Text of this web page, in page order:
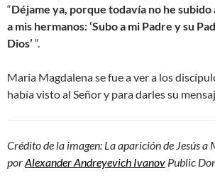
“Déjame ya, porque todavía no he subido
a mis hermanos: ‘Subo a mi Padre y su
Dios’ “.
María Magdalena se fue a ver a los
había visto al Señor y para darles su
Crédito de la imagen: La aparición de Jesús a
porAlexander Andreyevich Ivanov Public